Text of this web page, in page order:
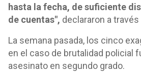
hasta la fecha, de suficiente
de cuentas", declararon a
La semana pasada, los cinco
en el caso de brutalidad policial
asesinato en segundo grado.